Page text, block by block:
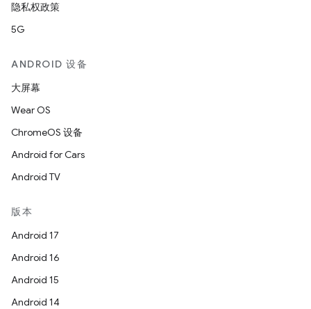
隐私权政策
5G
ANDROID 设备
大屏幕
Wear OS
ChromeOS 设备
Android for Cars
Android TV
版本
Android 17
Android 16
Android 15
Android 14